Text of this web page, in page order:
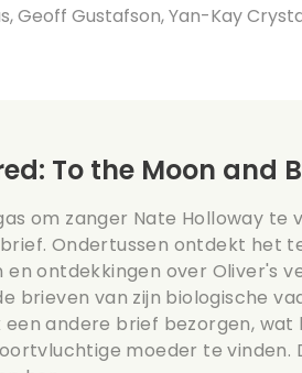
Geoff Gustafson, Yan-Kay
To the Moon and
om zanger Nate Holloway te
Ondertussen ontdekt het
ontdekkingen over Oliver's
brieven van zijn biologische
andere brief bezorgen, wat
moeder te vinden.